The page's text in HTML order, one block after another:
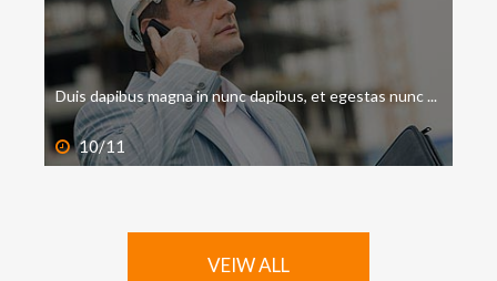
10/11
Duis dapibus magna in nunc dapibus, et egestas nunc ...
VEIW ALL